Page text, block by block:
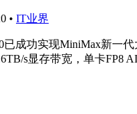
• IT业界
已成功实现MiniMax新一
s显存带宽，单卡FP8